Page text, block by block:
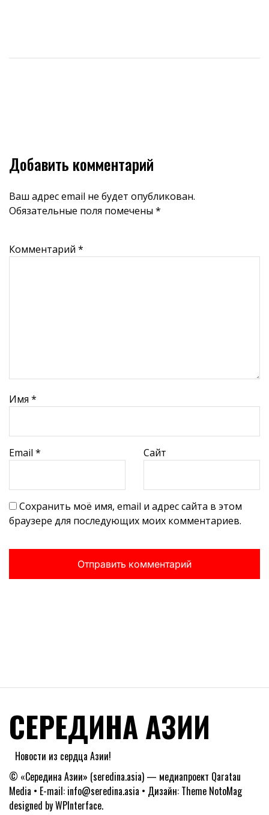
Добавить комментарий
Ваш адрес email не будет опубликован.
Обязательные поля помечены *
Комментарий *
Имя *
Email * Сайт
Сохранить моё имя, email и адрес сайта в этом
браузере для последующих моих комментариев.
СЕРЕДИНА АЗИИ
Новости из сердца Азии!
© «Середина Азии» (seredina.asia) — медиапроект Qaratau
Media • E-mail: info@seredina.asia • Дизайн: Theme NotoMag
designed byWPInterface.